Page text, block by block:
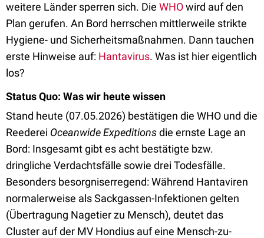
weitere Länder sperren sich. Die WHOwird auf den
Plan gerufen. An Bord herrschen mittlerweile strikte
Hygiene- und Sicherheitsmaßnahmen. Dann tauchen
erste Hinweise auf: Hantavirus. Was ist hier eigentlich
los?
Status Quo: Was wir heute wissen
Stand heute (07.05.2026) bestätigen die WHO und die
Reederei Oceanwide Expeditionsdie ernste Lage an
Bord: Insgesamt gibt es acht bestätigte bzw.
dringliche Verdachtsfälle sowie drei Todesfälle.
Besonders besorgniserregend: Während Hantaviren
normalerweise als Sackgassen-Infektionen gelten
(Übertragung Nagetier zu Mensch), deutet das
Cluster auf der MV Hondius auf eine Mensch-zu-